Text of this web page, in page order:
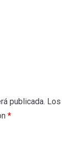
publicada. Los
*